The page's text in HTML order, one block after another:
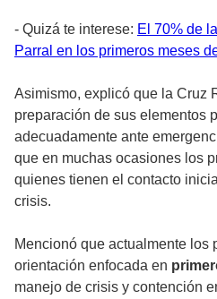
- Quizá te interese: El 70% de
Parral en los primeros meses
Asimismo, explicó que la Cruz
preparación de sus elementos
adecuadamente ante
que en muchas ocasiones los
quienes tienen el contacto
crisis.
Mencionó que actualmente los
orientación enfocada en
manejo de crisis y contención